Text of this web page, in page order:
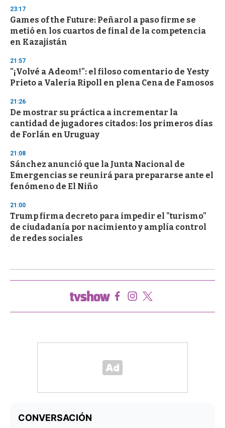
23:17
Games of the Future: Peñarol a paso firme se
metió en los cuartos de final de la competencia
en Kazajistán
21:57
"¡Volvé a Adeom!": el filoso comentario de Yesty
Prieto a Valeria Ripoll en plena Cena de Famosos
21:26
De mostrar su práctica a incrementar la
cantidad de jugadores citados: los primeros días
de Forlán en Uruguay
21:08
Sánchez anunció que la Junta Nacional de
Emergencias se reunirá para prepararse ante el
fenómeno de El Niño
21:00
Trump firma decreto para impedir el "turismo"
de ciudadanía por nacimiento y amplía control
de redes sociales